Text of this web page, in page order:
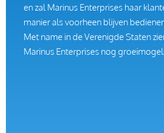
en zal Marinus Enterprises haar
manier als voorheen blijven
Met name in de Verenigde Staten
Marinus Enterprises nog